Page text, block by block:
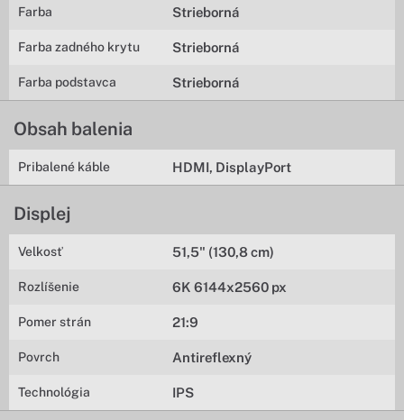
Farba Strieborná
Farba zadného krytu Strieborná
Farba podstavca Strieborná
Obsah balenia
Pribalené káble HDMI, DisplayPort
Displej
Velkosť 51,5" (130,8 cm)
Rozlíšenie 6K 6144x2560 px
Pomer strán 21:9
Povrch Antireflexný
Technológia IPS